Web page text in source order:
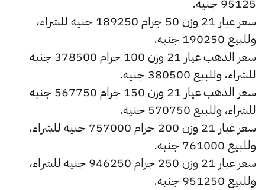
سعر عيار 21 وزن 50 جرام 189250 جنيه للشراء،
وللبيع 190250 جنيه.
سعر الذهب عيار 21 وزن 100 جرام 378500 جنيه
للشراء، وللبيع 380500 جنيه.
سعر الذهب عيار 21 وزن 150 جرام 567750 جنيه
للشراء، وللبيع 570750 جنيه.
سعر عيار 21 وزن 200 جرام 757000 جنيه للشراء،
وللبيع 761000 جنيه.
سعر عيار 21 وزن 250 جرام 946250 جنيه للشراء،
وللبيع 951250 جنيه.